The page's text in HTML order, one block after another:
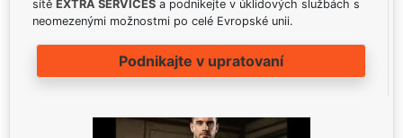
sítě EXTRA SERVICES a podnikejte v úklidových službách s
neomezenými možnostmi po celé Evropské unii.
Podnikajte v upratovaní